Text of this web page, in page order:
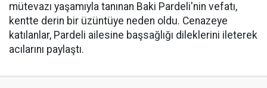
mütevazı yaşamıyla tanınan Baki Pardeli'nin vefatı,
kentte derin bir üzüntüye neden oldu. Cenazeye
katılanlar, Pardeli ailesine başsağlığı dileklerini ileterek
acılarını paylaştı.